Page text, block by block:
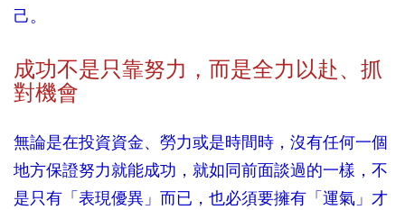
己。
成功不是只靠努力，而是全力以赴、抓
對機會
無論是在投資資金、勞力或是時間時，沒有任何一個
地方保證努力就能成功，就如同前面談過的一樣，不
是只有「表現優異」而已，也必須要擁有「運氣」才